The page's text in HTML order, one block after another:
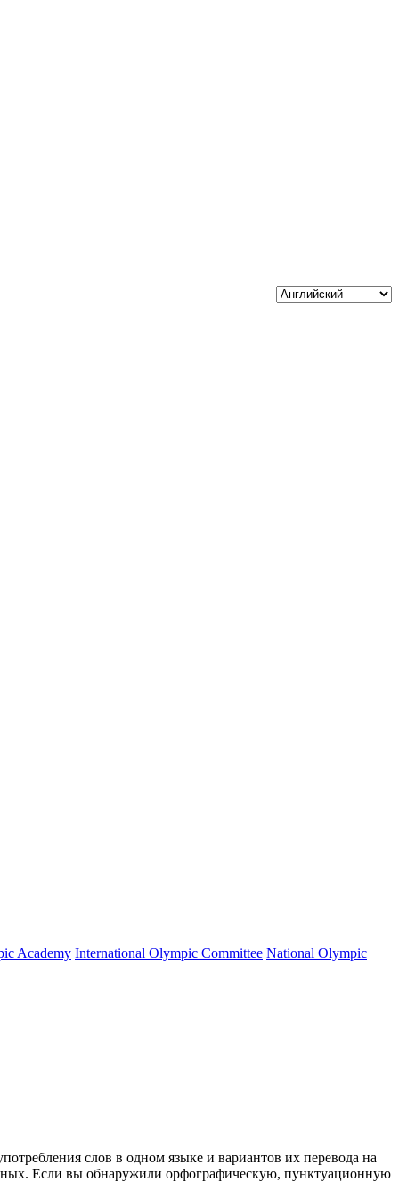
Academy International Olympic Committee National Olympic
слов в одном языке и вариантов их перевода на
Если вы обнаружили орфографическую, пунктуационную